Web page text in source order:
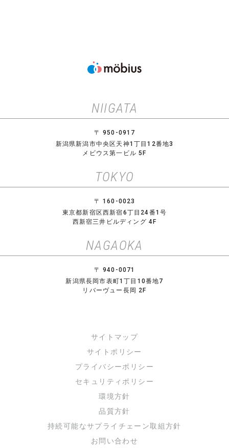
NIIGATA
〒 950-0917
新潟県新潟市中央区天神1丁目12番地3
メビウス第一ビル 5F
TOKYO
〒 160-0023
東京都新宿区西新宿6丁目24番1号
西新宿三井ビルディング 4F
NAGAOKA
〒 940-0071
新潟県長岡市表町1丁目10番地7
リバーヴュー長岡 2F
サイトマップ
サイトポリシー
プライバシーポリシー
セキュリティポリシー
環境方針
品質方針
持続可能なサプライチェーン取組方針
お問い合わせ